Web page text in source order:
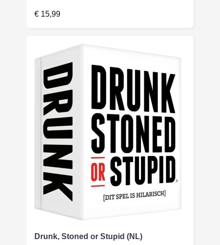
€ 15,99
Drunk, Stoned or Stupid (NL)